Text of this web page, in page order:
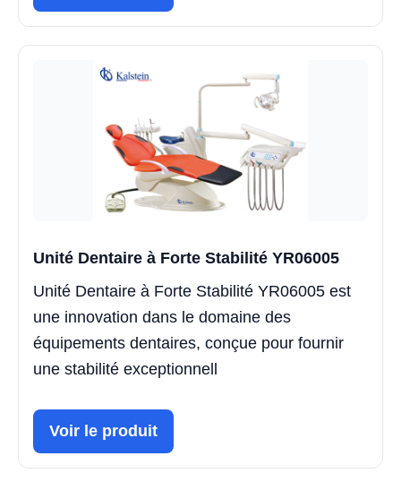
Unité Dentaire à Forte Stabilité YR06005
Unité Dentaire à Forte Stabilité YR06005 est
une innovation dans le domaine des
équipements dentaires, conçue pour fournir
une stabilité exceptionnell
Voir le produit